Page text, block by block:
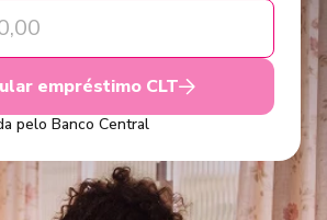
empréstimo CLT
pelo Banco Central